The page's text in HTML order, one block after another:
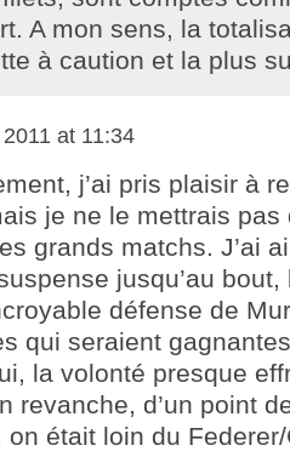
A mon sens, la
à caution et la plus
at 11:34
j’ai pris plaisir à
je ne le mettrais pas
grands matchs. J’ai
jusqu’au bout,
défense de
qui seraient
la volonté presque
revanche, d’un point
on était loin du